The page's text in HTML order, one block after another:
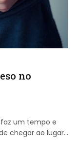
no
um tempo e
chegar ao lugar…